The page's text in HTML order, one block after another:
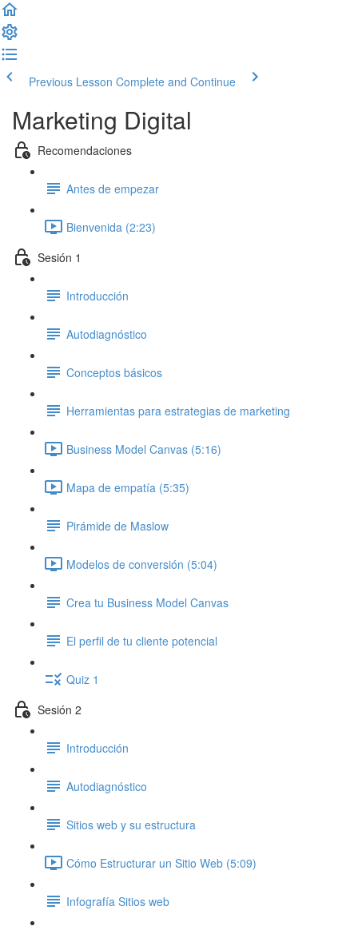
Previous Lesson Complete and Continue
Marketing Digital
Recomendaciones
Antes de empezar
Bienvenida (2:23)
Sesión 1
Introducción
Autodiagnóstico
Conceptos básicos
Herramientas para estrategias de marketing
Business Model Canvas (5:16)
Mapa de empatía (5:35)
Pirámide de Maslow
Modelos de conversión (5:04)
Crea tu Business Model Canvas
El perfil de tu cliente potencial
Quiz 1
Sesión 2
Introducción
Autodiagnóstico
Sitios web y su estructura
Cómo Estructurar un Sitio Web (5:09)
Infografía Sitios web